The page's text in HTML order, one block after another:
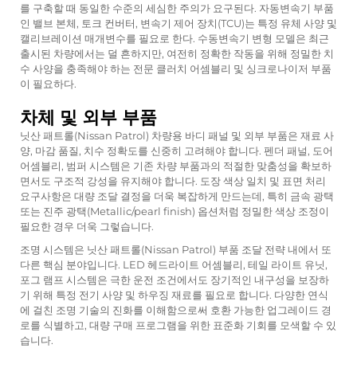
를 구축할 때 동일한 수준의 세심한 주의가 요구된다. 자동변속기 부품
인 밸브 본체, 토크 컨버터, 변속기 제어 장치(TCU)는 특정 유체 사양 및
캘리브레이션 매개변수를 필요로 한다. 수동변속기 변형 모델은 최근
출시된 차량에서는 덜 흔하지만, 여전히 정확한 작동을 위해 정밀한 치
수 사양을 충족해야 하는 전문 클러치 어셈블리 및 싱크로나이저 부품
이 필요하다.
차체 및 외부 부품
닛산 패트롤(Nissan Patrol) 차량용 바디 패널 및 외부 부품은 재료 사
양, 마감 품질, 치수 정확도를 신중히 고려해야 합니다. 펜더 패널, 도어
어셈블리, 범퍼 시스템은 기존 차량 부품과의 적절한 맞춤성을 확보하
면서도 구조적 강성을 유지해야 합니다. 도장 색상 일치 및 표면 처리
요구사항은 대량 조달 결정을 더욱 복잡하게 만드는데, 특히 금속 광택
또는 진주 광택(Metallic/pearl finish) 옵션처럼 정밀한 색상 조정이
필요한 경우 더욱 그렇습니다.
조명 시스템은 닛산 패트롤(Nissan Patrol) 부품 조달 전략 내에서 또
다른 핵심 분야입니다. LED 헤드라이트 어셈블리, 테일 라이트 유닛,
포그 램프 시스템은 극한 운전 조건에서도 장기적인 내구성을 보장하
기 위해 특정 전기 사양 및 하우징 재료를 필요로 합니다. 다양한 연식
에 걸친 조명 기술의 진화를 이해함으로써 호환 가능한 업그레이드 경
로를 식별하고, 대량 구매 프로그램을 위한 표준화 기회를 모색할 수 있
습니다.